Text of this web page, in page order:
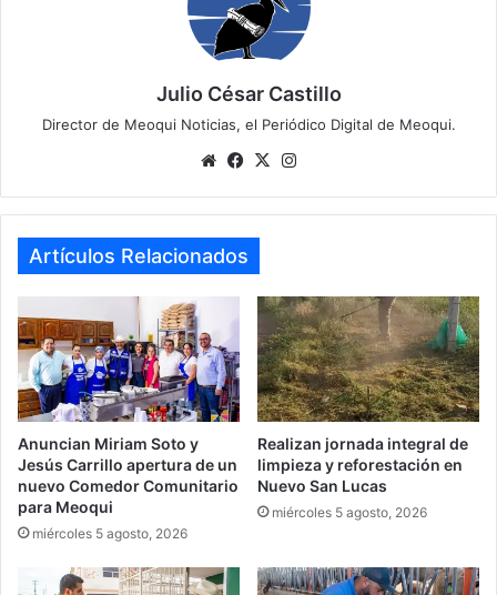
Julio César Castillo
Director de Meoqui Noticias, el Periódico Digital de Meoqui.
We
te
Fa
bo
ok
X
ra
Artículos Relacionados
Anuncian Miriam Soto y
Jesús Carrillo apertura de un
nuevo Comedor Comunitario
para Meoqui
miércoles 5 agosto, 2026
Realizan jornada integral de
limpieza y reforestación en
Nuevo San Lucas
miércoles 5 agosto, 2026